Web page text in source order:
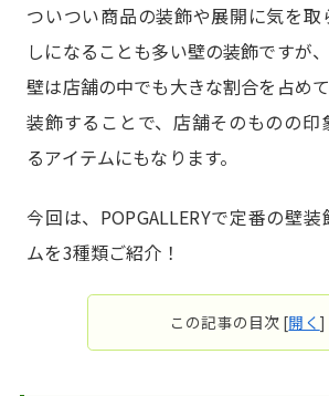
ついつい商品の装飾や展開に気を取
しになることも多い壁の装飾ですが、
壁は店舗の中でも大きな割合を占めて
装飾することで、店舗そのものの印
るアイテムにもなります。
今回は、POPGALLERYで定番の壁
ムを3種類ご紹介！
この記事の目次 [開く ]